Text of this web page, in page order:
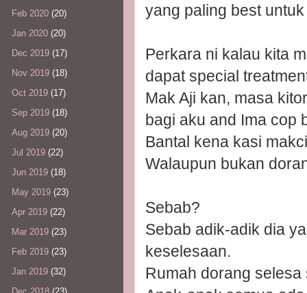
yang paling best
Perkara ni kalau kita
dapat special
Mak Aji kan, masa
bagi aku and Ima cop
Bantal kena kasi
Walaupun bukan
Sebab?
Sebab adik-adik dia
keselesaan.
Rumah dorang selesa
Feb 2020 (20)
Jan 2020 (20)
Dec 2019 (17)
Nov 2019 (18)
Oct 2019 (17)
Sep 2019 (18)
Aug 2019 (20)
Jul 2019 (22)
Jun 2019 (18)
May 2019 (23)
Apr 2019 (22)
Mar 2019 (23)
Feb 2019 (23)
Jan 2019 (32)